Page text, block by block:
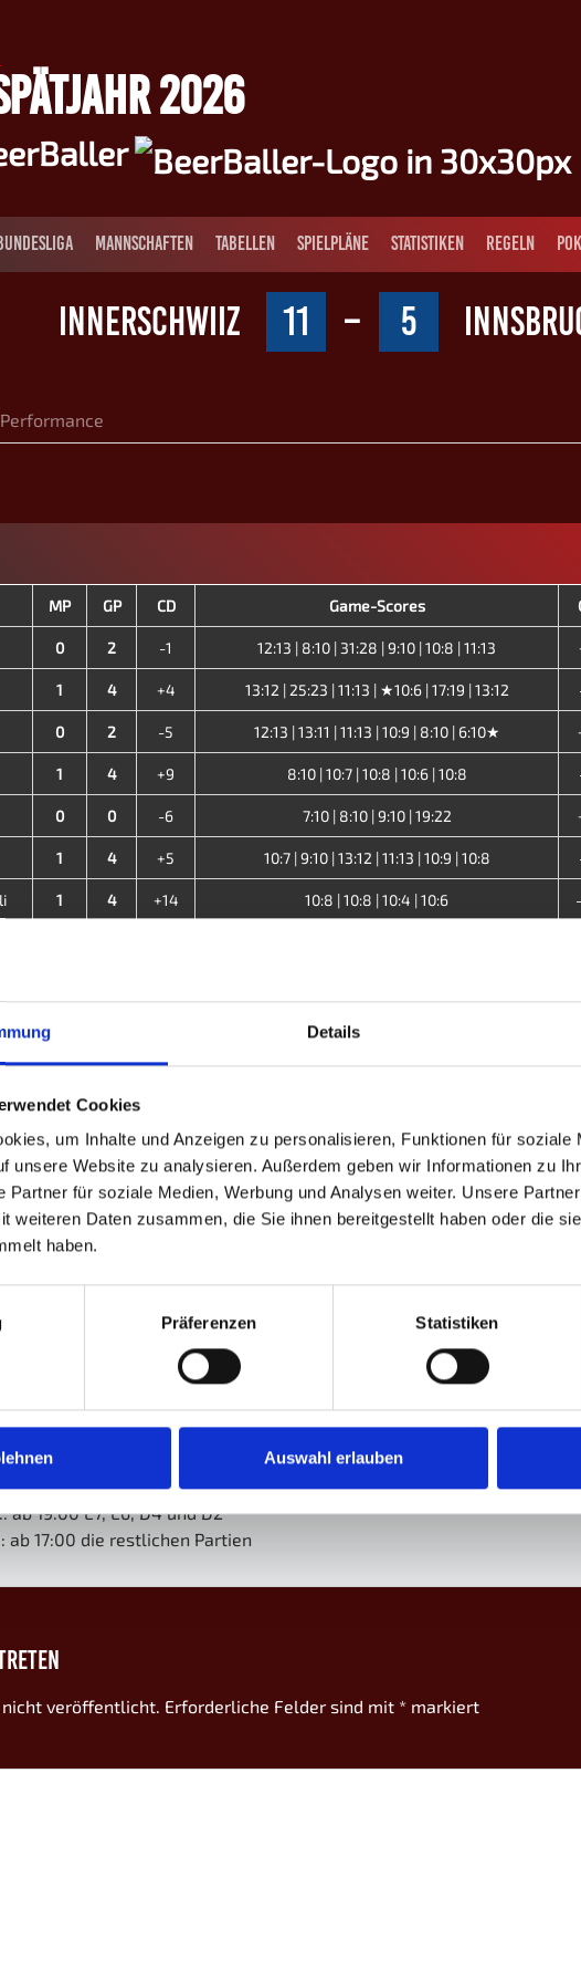
Details
Cookies
um Inhalte und Anzeigen zu personalisieren, Funktionen für soziale
unsere Website zu analysieren. Außerdem geben wir Informationen zu
Partner für soziale Medien, Werbung und Analysen weiter. Unsere
weiteren Daten zusammen, die Sie ihnen bereitgestellt haben oder die
haben.
Präferenzen Statistiken
Auswahl erlauben
2026
MANNSCHAFTEN TABELLEN SPIELPLÄNE STATISTIKEN REGELN
INNERSCHWIIZ 11 – 5
Performance
MP GP CD Game-Scores
0 2 -1 12:13 | 8:10 | 31:28 | 9:10 | 10:8 | 11:13
1 4 +4 13:12 | 25:23 | 11:13 | ★10:6 | 17:19 | 13:12
0 2 -5 12:13 | 13:11 | 11:13 | 10:9 | 8:10 | 6:10★
1 4 +9 8:10 | 10:7 | 10:8 | 10:6 | 10:8
0 0 -6 7:10 | 8:10 | 9:10 | 19:22
1 4 +5 10:7 | 9:10 | 13:12 | 11:13 | 10:9 | 10:8
1 4 +14 10:8 | 10:8 | 10:4 | 10:6
MP GP CD Game-Scores
2 4 +13 10:7 | 9:10 | 10:2 | 15:16 | 13:11 | 10:7 -
2
+2 10:5 | 6:10 | 9:10 | 12:13 | 10:6 | 8:10
bpong.at Innsbruck
ab 19:00 E7, E6, D4 und D2
ab 17:00 die restlichen Partien
veröffentlicht. Erforderliche Felder sind mit * markiert